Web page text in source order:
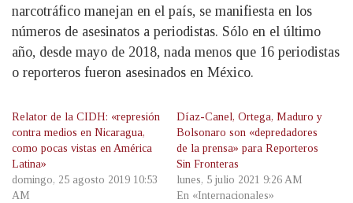
narcotráfico manejan en el país, se manifiesta en los
números de asesinatos a periodistas. Sólo en el último
año, desde mayo de 2018, nada menos que 16 periodistas
o reporteros fueron asesinados en México.
Relator de la CIDH: «represión
contra medios en Nicaragua,
como pocas vistas en América
Latina»
domingo, 25 agosto 2019 10:53
AM
Díaz-Canel, Ortega, Maduro y
Bolsonaro son «depredadores
de la prensa» para Reporteros
Sin Fronteras
lunes, 5 julio 2021 9:26 AM
En «Internacionales»